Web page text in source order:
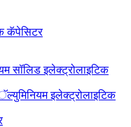
कॅपेसिटर
सॉलिड इलेक्ट्रोलाइटिक
इलेक्ट्रोलाइटिक